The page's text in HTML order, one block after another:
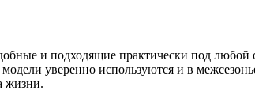
и подходящие практически под любой
уверенно используются и в
жизни.